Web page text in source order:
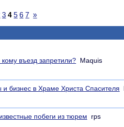
3 4 5 6 7 »
въезд запретили? Maquis
и бизнес в Храме Христа Спасителя
побеги из тюрем rps